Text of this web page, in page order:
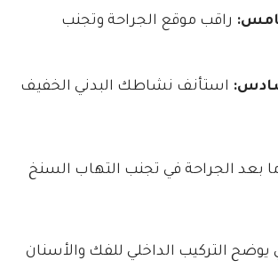
راقب موقع الجراحة وتجنب
استأنف نشاطك البدني الخفيف
بعد الجراحة في تجنب التهاب السنخ